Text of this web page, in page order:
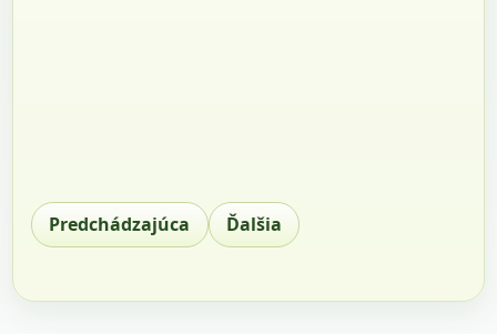
Predchádzajúca Ďalšia